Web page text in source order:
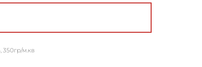
350гр/м.кв